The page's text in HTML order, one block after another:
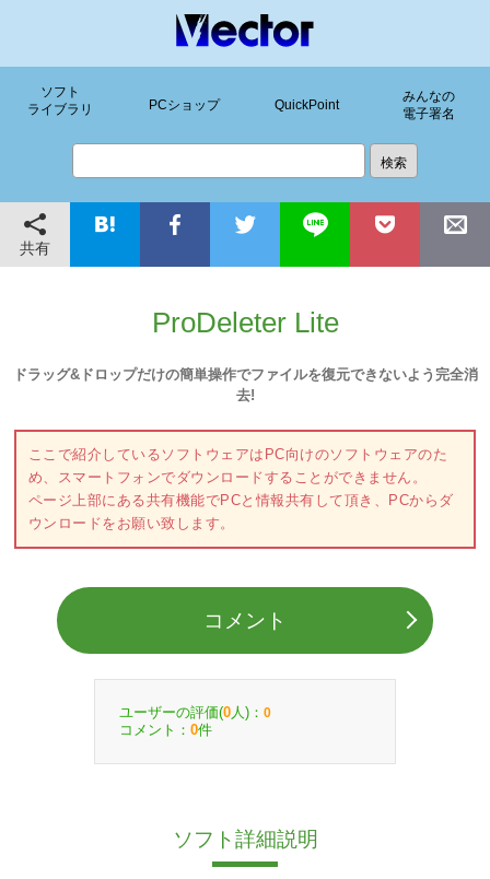
ソフト
ライブラリ
PCショップ QuickPoint
みんなの
電子署名
共有
ProDeleter Lite
ドラッグ&ドロップだけの簡単操作でファイルを復元できないよう完全消
去!
ここで紹介しているソフトウェアはPC向けのソフトウェアのた
め、スマートフォンでダウンロードすることができません。
ページ上部にある共有機能でPCと情報共有して頂き、PCからダ
ウンロードをお願い致します。
コメント
ユーザーの評価(0 人)： 0
コメント： 0件
ソフト詳細説明